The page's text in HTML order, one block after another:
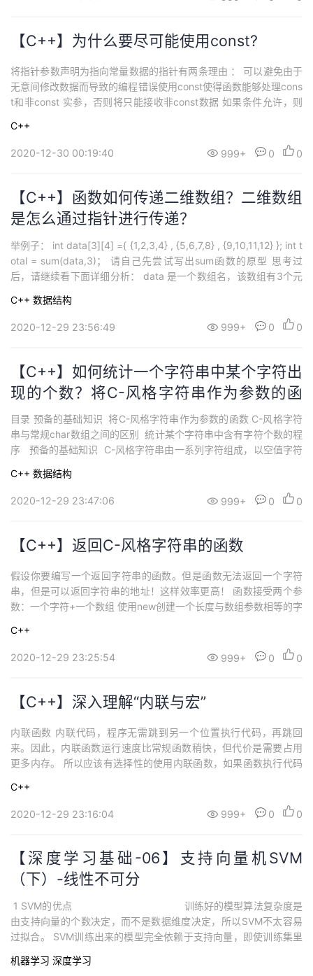
【C++】为什么要尽可能使用const?
将指针参数声明为指向常量数据的指针有两条理由 ： 可以避免由于
无意间修改数据而导致的编程错误使用const使得函数能够处理cons
t和非const 实参，否则将只能接收非const数据 如果条件允许，则
const int * pt = &age; 第二句声明中的const...
C++
2020-12-30 00:19:40 999+ 0 0
【C++】函数如何传递二维数组？二维数组
是怎么通过指针进行传递？
举例子： int data[3][4] ={ {1,2,3,4} , {5,6,7,8} , {9,10,11,12} }; int t
otal = sum(data,3)； 请自己先尝试写出sum函数的原型 思考过
后，请继续看下面详细分析： data 是一个数组名，该数组有3个元
C++ 数据结构
2020-12-29 23:56:49 999+ 0 0
【C++】如何统计一个字符串中某个字符出
现的个数？将C-风格字符串作为参数的函
数
目录 预备的基础知识 将C-风格字符串作为参数的函数 C-风格字符
串与常规char数组之间的区别 统计某个字符串中含有字符个数的程
序 预备的基础知识 C-风格字符串由一系列字符组成，以空值字符
用const来禁止对 字符串参数进行修改 将C-风格字符串作为参数的
函数 表...
C++ 数据结构
2020-12-29 23:47:06 999+ 0 0
【C++】返回C-风格字符串的函数
假设你要编写一个返回字符串的函数。但是函数无法返回一个字符
串，但是可以返回字符串的地址！这样效率更高！ 函数接受两个参
数：一个字符+一个数组 使用new创建一个长度与数组参数相等的字
返回C-风格字符串的函数#include <iostream>char * buildstr(char
c, in...
C++
2020-12-29 23:25:54 999+ 0 0
【C++】深入理解“内联与宏”
内联函数 内联代码，程序无需跳到另一个位置执行代码，再跳回
来。因此，内联函数运行速度比常规函数稍快，但代价是需要占用
更多内存。 所以应该有选择性的使用内联函数，如果函数执行代码
啥明显改进，而如果代码执行时间很短，则内联函数调用就可以节
省大部分调用所占的时间。 ...
C++
2020-12-29 23:16:04 999+ 0 0
【深度学习基础-06】支持向量机SVM
（下）-线性不可分
1 SVM的优点 训练好的模型算法复杂度是
由支持向量的个数决定，而不是数据维度决定，所以SVM不太容易
过拟合。 SVM训练出来的模型完全依赖于支持向量，即使训练集里
M如果训练得到的支持向量个数少，则模型更容易泛化（比如各有1
机器学习 深度学习